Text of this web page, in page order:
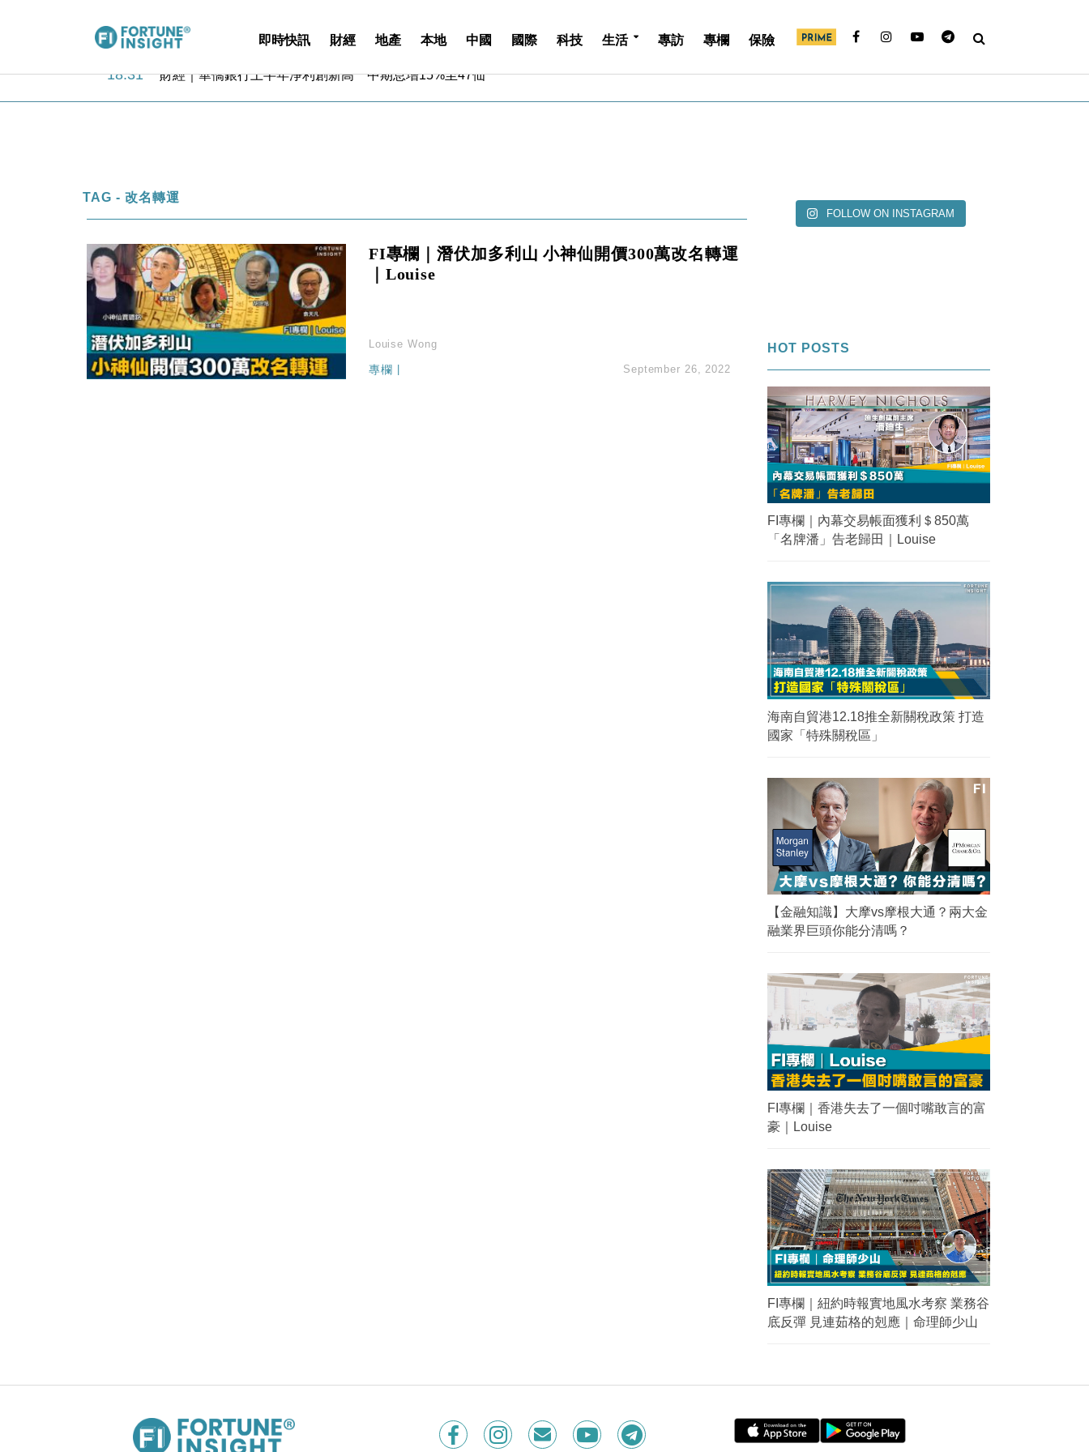
即時快訊 財經 地產 本地 中國 國際 科技 生活 專訪 專欄 保險
18:31 財經｜華僑銀行上半年淨利創新高 中期息增15%至47仙
13:44 財經｜內地7月美元計價出口增近24%勝預期 貿易順差達1125億美元
12:44 財經｜日本春季三度入市撐日圓 4月單日斥6.28萬億日圓干預創新高
15:59 財經｜SA售股自救後再出手 斥4億美元押注未上市公司
18:31 財經｜華僑銀行上半年淨利創新高 中期息增15%至47仙
17:33 財經｜滙豐上調香港今年GDP預測至4.5% 看好貿易及消費表現
16:47 本地｜假冒內地執法人員要求交「保證金」 43歲女子損失近6900萬元
16:05 財經｜日經失守6.5萬點後回穩 全周仍升近2%
15:47 財經｜恒隆10月換帥 玩具「反」斗城亞洲CEO蔡德粦接任
15:11 財經｜韓股反覆波動收跌 連挫7周創逾3年最長跌勢
TAG - 改名轉運
FI專欄｜潛伏加多利山 小神仙開價300萬改名轉運
｜Louise
Louise Wong
專欄 September 26, 2022
FOLLOW ON INSTAGRAM
HOT POSTS
FI專欄｜內幕交易帳面獲利＄850萬
「名牌潘」告老歸田｜Louise
海南自貿港12.18推全新關稅政策 打造
國家「特殊關稅區」
【金融知識】大摩vs摩根大通？兩大金
融業界巨頭你能分清嗎？
FI專欄｜香港失去了一個吋嘴敢言的富
豪｜Louise
FI專欄｜紐約時報實地風水考察 業務谷
底反彈 見連茹格的剋應｜命理師少山